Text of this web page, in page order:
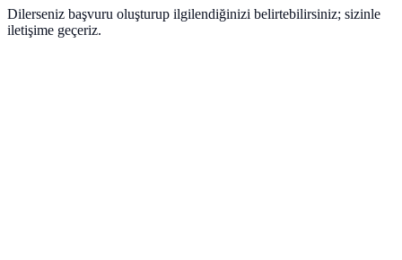
Dilerseniz başvuru oluşturup ilgilendiğinizi belirtebilirsiniz; sizinle
iletişime geçeriz.